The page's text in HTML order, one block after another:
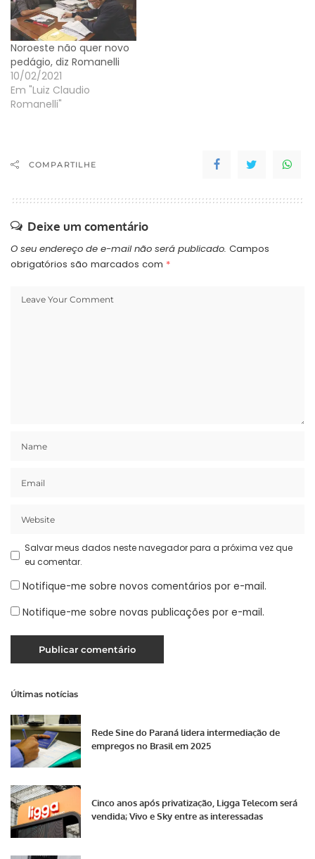
Noroeste não quer novo
pedágio, diz Romanelli
10/02/2021
Em "Luiz Claudio
Romanelli"
COMPARTILHE
Deixe um comentário
O seu endereço de e-mail não será publicado. Campos
obrigatórios são marcados com *
Salvar meus dados neste navegador para a próxima vez que
eu comentar.
Notifique-me sobre novos comentários por e-mail.
Notifique-me sobre novas publicações por e-mail.
Últimas notícias
Rede Sine do Paraná lidera intermediação de
empregos no Brasil em 2025
Cinco anos após privatização, Ligga Telecom será
vendida; Vivo e Sky entre as interessadas